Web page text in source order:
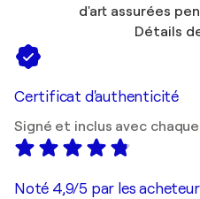
d'art assurées
Détails
Certificat d'authenticité
Signé et inclus avec
Noté 4,9/5 par les